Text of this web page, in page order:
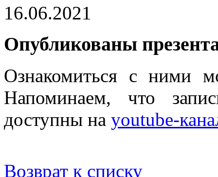
16.06.2021
Опубликованы
Ознакомиться с ними
Напоминаем, что
доступны на youtube-
Возврат к списку